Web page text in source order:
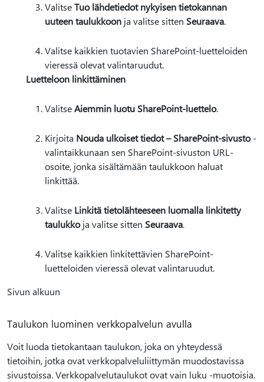
ValitseTuo lähdetiedot nykyisen tietokannan
uuteen taulukkoon ja valitse sitten Seuraava.
Valitse kaikkien tuotavien SharePoint-luetteloiden
vieressä olevat valintaruudut.
Luetteloon linkittäminen
ValitseAiemmin luotu SharePoint-luettelo.
Kirjoita Nouda ulkoiset tiedot – SharePoint-sivusto-
valintaikkunaan sen SharePoint-sivuston URL-
osoite, jonka sisältämään taulukkoon haluat
linkittää.
Valitse Linkitä tietolähteeseen luomalla linkitetty
taulukkoja valitse sitten Seuraava.
Valitse kaikkien linkitettävien SharePoint-
luetteloiden vieressä olevat valintaruudut.
Sivun alkuun
Taulukon luominen verkkopalvelun avulla
Voit luoda tietokantaan taulukon, joka on yhteydessä
tietoihin, jotka ovat verkkopalveluliittymän muodostavissa
sivustoissa. Verkkopalvelutaulukot ovat vain luku -muotoisia.